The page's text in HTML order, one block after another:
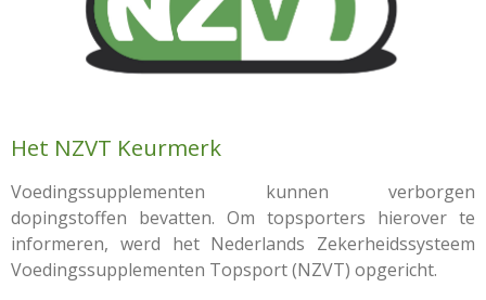
Het NZVT Keurmerk
Voedingssupplementen kunnen verborgen
dopingstoffen bevatten. Om topsporters hierover te
informeren, werd het Nederlands Zekerheidssysteem
Voedingssupplementen Topsport (NZVT) opgericht.